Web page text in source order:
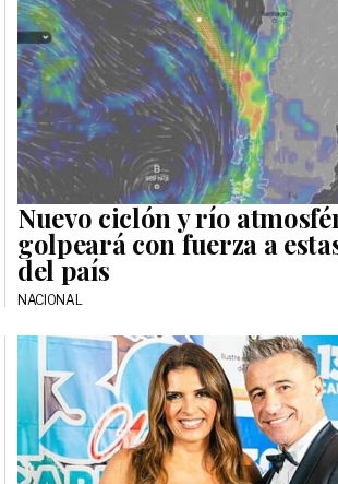
Nuevo ciclón y río
golpeará con fuerza a
del país
NACIONAL